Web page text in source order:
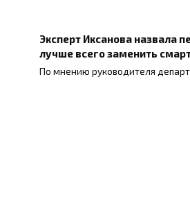
Эксперт Иксанова назвала
лучше всего заменить
По мнению руководителя